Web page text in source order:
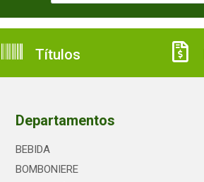
Títulos
Departamentos
BEBIDA
BOMBONIERE